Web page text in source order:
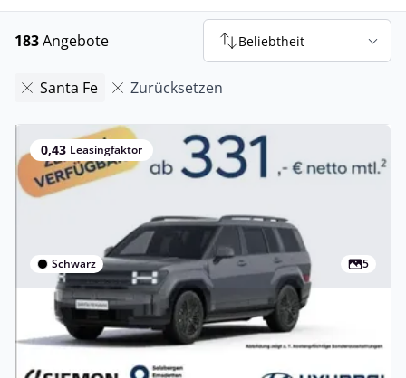
183Angebote Beliebtheit
Santa Fe Zurücksetzen
0,43 Leasingfaktor
Schwarz 5
Gewerbe
Hyundai Santa Fe Hyundai SANTA FE
Hybrid Blackline 1.6 T-GDI HEV Allrad